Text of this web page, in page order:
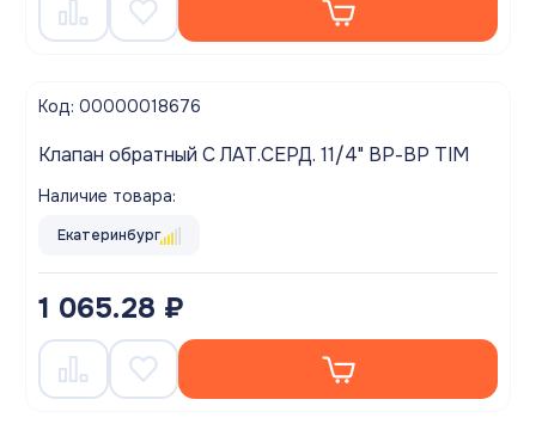
Код: 00000018676
Клапан обратный С ЛАТ.СЕРД. 11/4" ВР-ВР TIM
Наличие товара:
Екатеринбург
1 065.28 ₽